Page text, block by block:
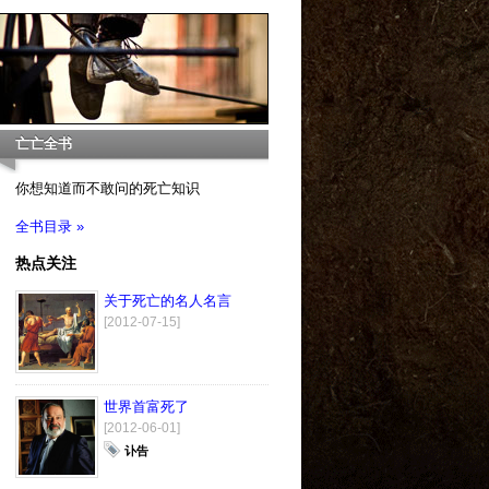
亡亡全书
你想知道而不敢问的死亡知识
全书目录 »
热点关注
关于死亡的名人名言
[2012-07-15]
世界首富死了
[2012-06-01]
讣告